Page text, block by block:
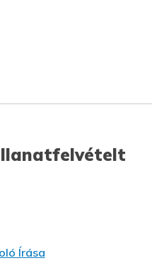
Írása